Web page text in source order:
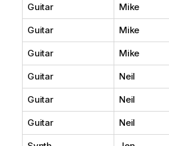
Guitar Mike
Guitar Mike
Guitar Mike
Guitar Neil
Guitar Neil
Guitar Neil